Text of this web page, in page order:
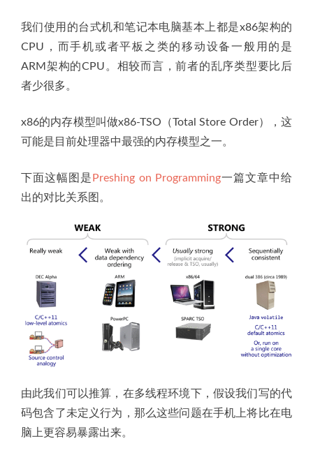
我们使用的台式机和笔记本电脑基本上都是x86架构的
CPU，而手机或者平板之类的移动设备一般用的是
ARM架构的CPU。相较而言，前者的乱序类型要比后
者少很多。
x86的内存模型叫做x86-TSO（Total Store Order），这
可能是目前处理器中最强的内存模型之一。
下面这幅图是 Preshing on Programming一篇文章中给
出的对比关系图。
由此我们可以推算，在多线程环境下，假设我们写的代
码包含了未定义行为，那么这些问题在手机上将比在电
脑上更容易暴露出来。